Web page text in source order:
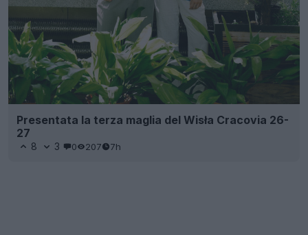
Presentata la terza maglia del Wisła Cracovia 26-
27
8 3 0 207 7h